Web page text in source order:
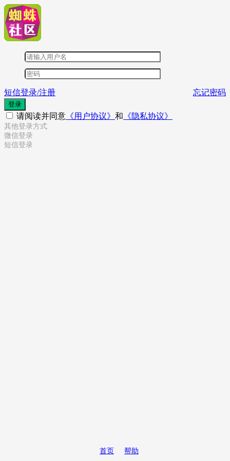
短信登录/注册 忘记密码
登录
请阅读并同意 《用户协议》 和 《隐私协议》
其他登录方式
微信登录
短信登录
首页 帮助